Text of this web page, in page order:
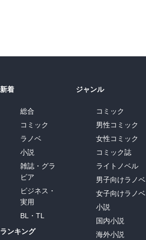
新着
総合
コミック
ラノベ
小説
雑誌・グラ
ビア
ビジネス・
実用
BL・TL
ランキング
ジャンル
コミック
男性コミック
女性コミック
コミック誌
ライトノベル
男子向けラノベ
女子向けラノベ
小説
国内小説
海外小説